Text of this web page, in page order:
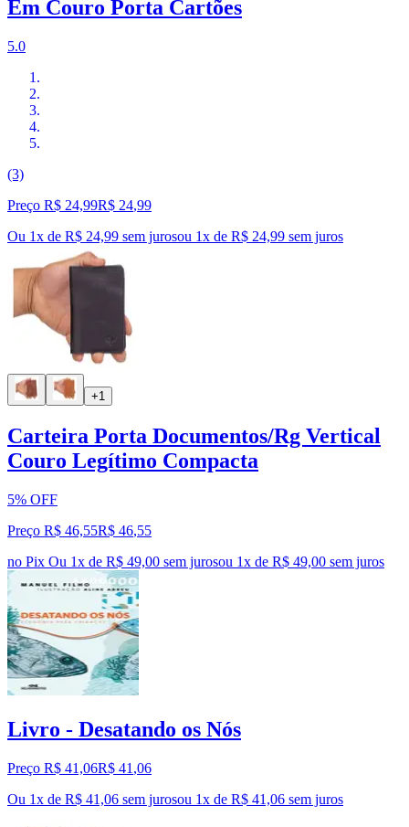
Em Couro Porta Cartões
5.0
(3)
Preço R$ 24,99R$ 24,99
Ou 1x de R$ 24,99 sem jurosou 1x de R$ 24,99 sem juros
+1
Carteira Porta Documentos/Rg Vertical
Couro Legítimo Compacta
5% OFF
Preço R$ 46,55R$ 46,55
no Pix Ou 1x de R$ 49,00 sem jurosou 1x de R$ 49,00 sem juros
Livro - Desatando os Nós
Preço R$ 41,06R$ 41 ,06
Ou 1x de R$ 41,06 sem jurosou 1x de R$ 41,06 sem juros